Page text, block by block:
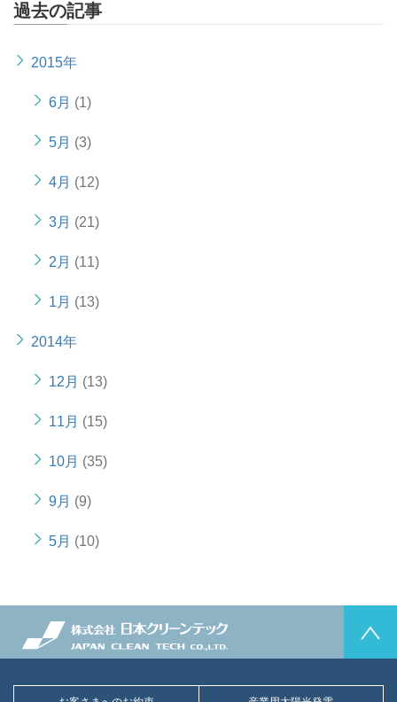
過去の記事
2015年
6月 (1)
5月 (3)
4月 (12)
3月 (21)
2月 (11)
1月 (13)
2014年
12月 (13)
11月 (15)
10月 (35)
9月 (9)
5月 (10)